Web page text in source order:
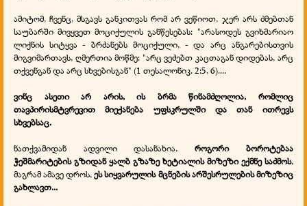
ამიტომ, ჩვენც, მსგავს განკითვას რომ არ ვეწიოთ, ჯერ არს ძმებთან
საუბარში მივყვეთ მოციქულის განწესებას: "არასოდეს გვიხმარიაო
ლიქნის სიტყვა - ბრძანებს მოციქული, - და არც ანგარებისთვის
მიგვიმართავს, ღმერთია მოწმე: "არც ვეძებთ კაცთაგან დიდებას, არც
თქვენგან და არც სხვებისგან" (1 თესალონიკ. 2:5, 6)....
ვინც ასეთი არ არის, ის ბრმა წინამძღოლია, რომლიც
თავპირისმტვრევით მიექანება უფსკრულში და თან ითრევს
სხვებსაც.
ნათქვამიდან ადვილი დასანახია,როგორი ბოროტებაა
ჭეშმარიტების გზიდან ყალბ გზაზე ხეტიალის მიზეზი ექმნე საძმოს,
მაგრამ ამავე დროს,ეს სიყვარულის მცნების არშესრულების მიზეზიც
გახლავთ...